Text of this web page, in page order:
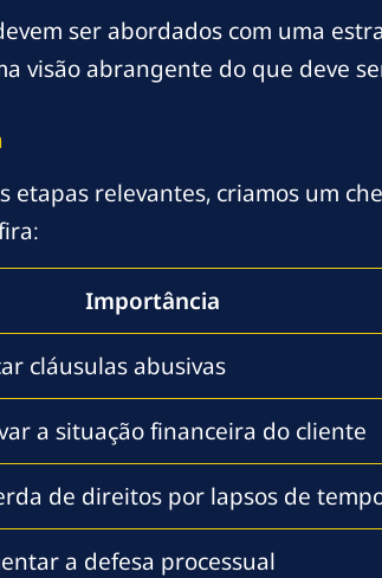
ser abordados com uma
visão abrangente do que deve
etapas relevantes, criamos um
Importância
cláusulas abusivas
a situação financeira do cliente
de direitos por lapsos de
a defesa processual